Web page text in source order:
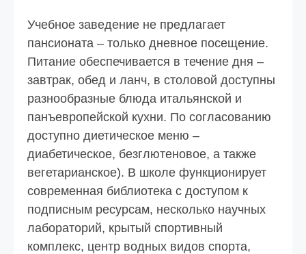
Учебное заведение не предлагает
пансионата – только дневное посещение.
Питание обеспечивается в течение дня –
завтрак, обед и ланч, в столовой доступны
разнообразные блюда итальянской и
панъевропейской кухни. По согласованию
доступно диетическое меню –
диабетическое, безглютеновое, а также
вегетарианское). В школе функционирует
современная библиотека с доступом к
подписным ресурсам, несколько научных
лабораторий, крытый спортивный
комплекс, центр водных видов спорта,